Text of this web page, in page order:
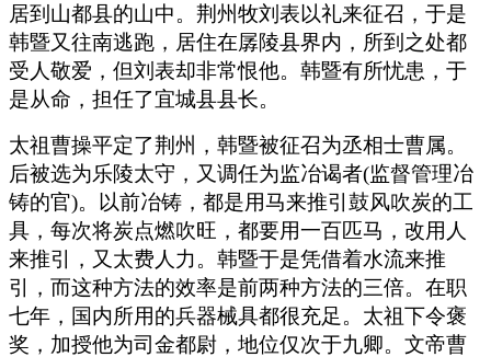
居到山都县的山中。荆州牧刘表以礼来征召，于是
韩暨又往南逃跑，居住在孱陵县界内，所到之处都
受人敬爱，但刘表却非常恨他。韩暨有所忧患，于
是从命，担任了宜城县县长。
太祖曹操平定了荆州，韩暨被征召为丞相士曹属。
后被选为乐陵太守，又调任为监冶谒者(监督管理冶
铸的官)。以前冶铸，都是用马来推引鼓风吹炭的工
具，每次将炭点燃吹旺，都要用一百匹马，改用人
来推引，又太费人力。韩暨于是凭借着水流来推
引，而这种方法的效率是前两种方法的三倍。在职
七年，国内所用的兵器械具都很充足。太祖下令褒
奖，加授他为司金都尉，地位仅次于九卿。文帝曹